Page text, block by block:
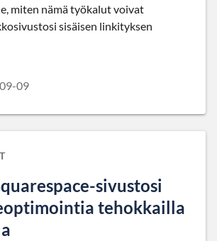
miten nämä työkalut voivat
sisäisen linkityksen
09
sivustosi
tehokkailla